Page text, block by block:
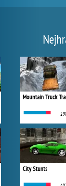
Mountain Truck
City Stunts